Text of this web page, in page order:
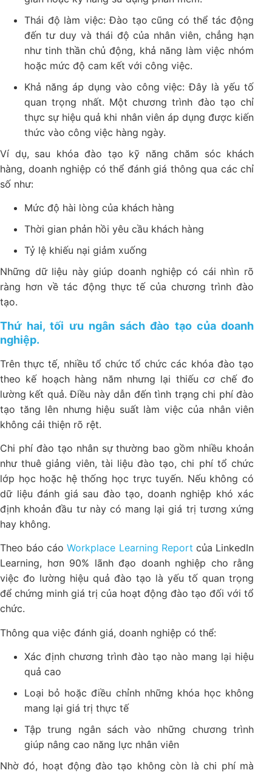
Thái độ làm việc: Đào tạo cũng có thể tác động
đến tư duy và thái độ của nhân viên, chẳng hạn
như tinh thần chủ động, khả năng làm việc nhóm
hoặc mức độ cam kết với công việc.
Khả năng áp dụng vào công việc: Đây là yếu tố
quan trọng nhất. Một chương trình đào tạo chỉ
thực sự hiệu quả khi nhân viên áp dụng được kiến
thức vào công việc hàng ngày.
Ví dụ, sau khóa đào tạo kỹ năng chăm sóc khách
hàng, doanh nghiệp có thể đánh giá thông qua các chỉ
số như:
Mức độ hài lòng của khách hàng
Thời gian phản hồi yêu cầu khách hàng
Tỷ lệ khiếu nại giảm xuống
Những dữ liệu này giúp doanh nghiệp có cái nhìn rõ
ràng hơn về tác động thực tế của chương trình đào
tạo.
Thứ hai, tối ưu ngân sách đào tạo của doanh
nghiệp.
Trên thực tế, nhiều tổ chức tổ chức các khóa đào tạo
theo kế hoạch hàng năm nhưng lại thiếu cơ chế đo
lường kết quả. Điều này dẫn đến tình trạng chi phí đào
tạo tăng lên nhưng hiệu suất làm việc của nhân viên
không cải thiện rõ rệt.
Chi phí đào tạo nhân sự thường bao gồm nhiều khoản
như thuê giảng viên, tài liệu đào tạo, chi phí tổ chức
lớp học hoặc hệ thống học trực tuyến. Nếu không có
dữ liệu đánh giá sau đào tạo, doanh nghiệp khó xác
định khoản đầu tư này có mang lại giá trị tương xứng
hay không.
Theo báo cáoWorkplace Learning Report của LinkedIn
Learning, hơn 90% lãnh đạo doanh nghiệp cho rằng
việc đo lường hiệu quả đào tạo là yếu tố quan trọng
để chứng minh giá trị của hoạt động đào tạo đối với tổ
chức.
Thông qua việc đánh giá, doanh nghiệp có thể:
Xác định chương trình đào tạo nào mang lại hiệu
quả cao
Loại bỏ hoặc điều chỉnh những khóa học không
mang lại giá trị thực tế
Tập trung ngân sách vào những chương trình
giúp nâng cao năng lực nhân viên
Nhờ đó, hoạt động đào tạo không còn là chi phí mà